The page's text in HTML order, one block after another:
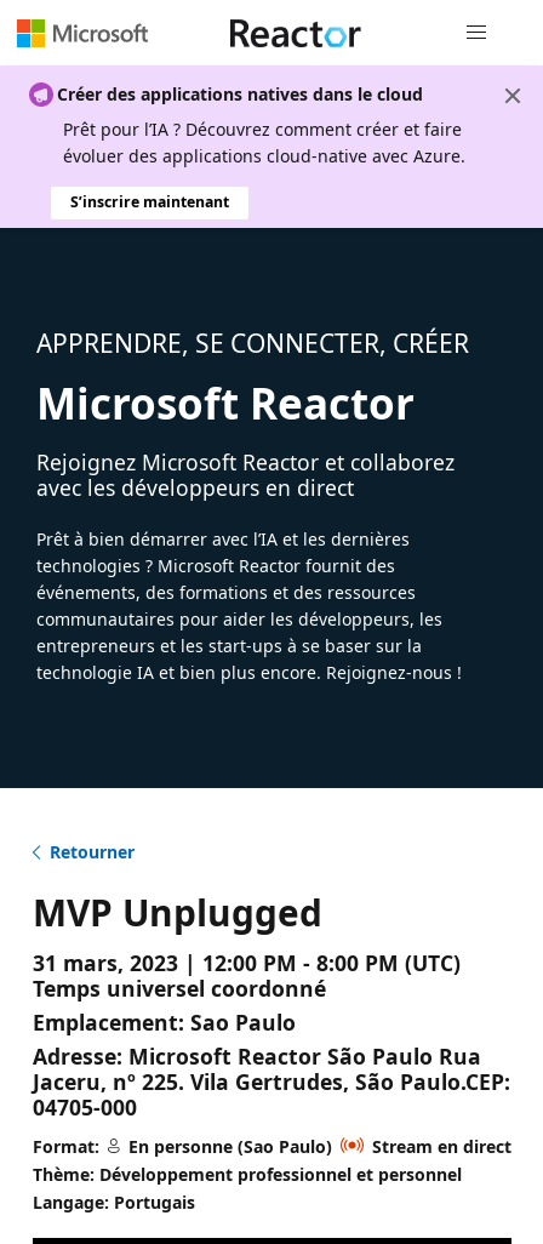
Créer des applications natives dans le cloud
Prêt pour l’IA ? Découvrez comment créer et faire
évoluer des applications cloud-native avec Azure.
S’inscrire maintenant
APPRENDRE, SE CONNECTER, CRÉER
Microsoft Reactor
Rejoignez Microsoft Reactor et collaborez
avec les développeurs en direct
Prêt à bien démarrer avec l’IA et les dernières
technologies ? Microsoft Reactor fournit des
événements, des formations et des ressources
communautaires pour aider les développeurs, les
entrepreneurs et les start-ups à se baser sur la
technologie IA et bien plus encore. Rejoignez-nous !
Retourner
MVP Unplugged
31 mars, 2023 | 12:00 PM - 8:00 PM (UTC)
Temps universel coordonné
Emplacement: Sao Paulo
Adresse: Microsoft Reactor São Paulo Rua
Jaceru, nº 225. Vila Gertrudes, São Paulo.CEP:
04705-000
Format: En personne (Sao Paulo)
Stream en direct
Thème: Développement professionnel et personnel
Langage: Portugais